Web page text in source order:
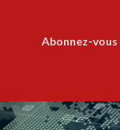
Abonnez-vous